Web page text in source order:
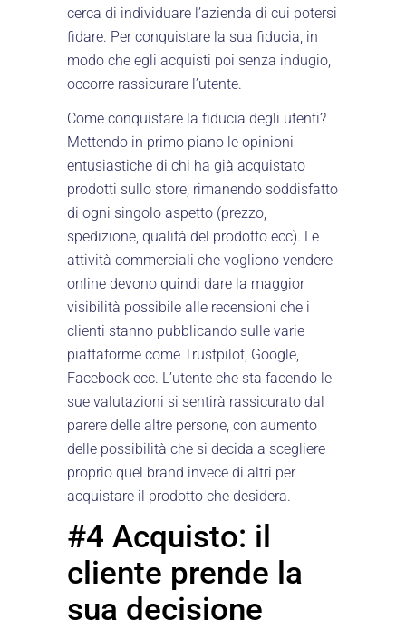
cerca di individuare l’azienda di cui potersi
fidare. Per conquistare la sua fiducia, in
modo che egli acquisti poi senza indugio,
occorre rassicurare l’utente.
Come conquistare la fiducia degli utenti?
Mettendo in primo piano le opinioni
entusiastiche di chi ha già acquistato
prodotti sullo store, rimanendo soddisfatto
di ogni singolo aspetto (prezzo,
spedizione, qualità del prodotto ecc). Le
attività commerciali che vogliono vendere
online devono quindi dare la maggior
visibilità possibile alle recensioni che i
clienti stanno pubblicando sulle varie
piattaforme come Trustpilot, Google,
Facebook ecc. L’utente che sta facendo le
sue valutazioni si sentirà rassicurato dal
parere delle altre persone, con aumento
delle possibilità che si decida a scegliere
proprio quel brand invece di altri per
acquistare il prodotto che desidera.
#4 Acquisto: il
cliente prende la
sua decisione